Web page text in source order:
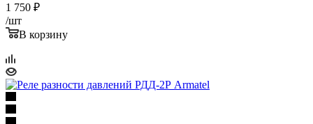
1 750 ₽
/шт
В корзину